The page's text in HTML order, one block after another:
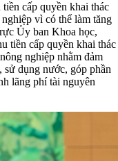
cấp quyền khai thác
vì có thể làm tăng
Ủy ban Khoa học,
tiền cấp quyền khai thác
nghiệp nhằm đảm
sử dụng nước, góp phần
lãng phí tài nguyên